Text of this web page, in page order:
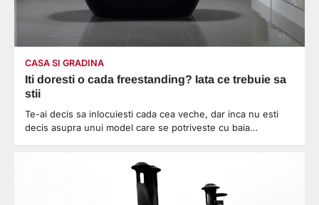
CASA SI GRADINA
Iti doresti o cada freestanding? Iata ce trebuie sa
stii
Te-ai decis sa inlocuiesti cada cea veche, dar inca nu esti
decis asupra unui model care se potriveste cu baia…